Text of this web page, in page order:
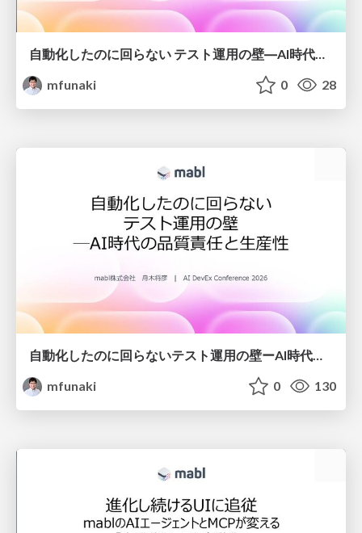
自動化したのに回らない テスト運用の壁 ―AI時代の品質責任と生産性
mfunaki
0 28
mfunaki
0 130